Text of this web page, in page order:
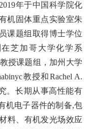
年于中国科学院化
机固体重点实验室朱
课题组取得博士学位
芝加哥大学化学系
授课题组，加州大学
教授和Rachel A.
。长期从事高性能有
机电子器件的制备,包
料、有机发光场效应